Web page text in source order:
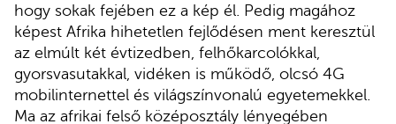
hogy sokak fejében ez a kép él. Pedig magához
képest Afrika hihetetlen fejlődésen ment keresztül
az elmúlt két évtizedben, felhőkarcolókkal,
gyorsvasutakkal, vidéken is működő, olcsó 4G
mobilinternettel és világszínvonalú egyetemekkel.
Ma az afrikai felső középosztály lényegében